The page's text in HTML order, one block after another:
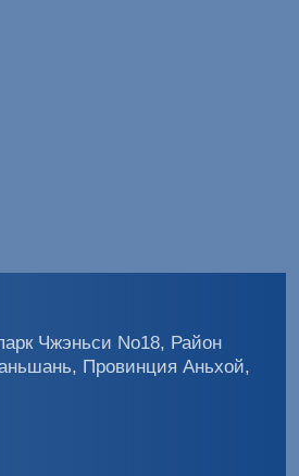
Чжэньси No18, Район
Провинция Аньхой,